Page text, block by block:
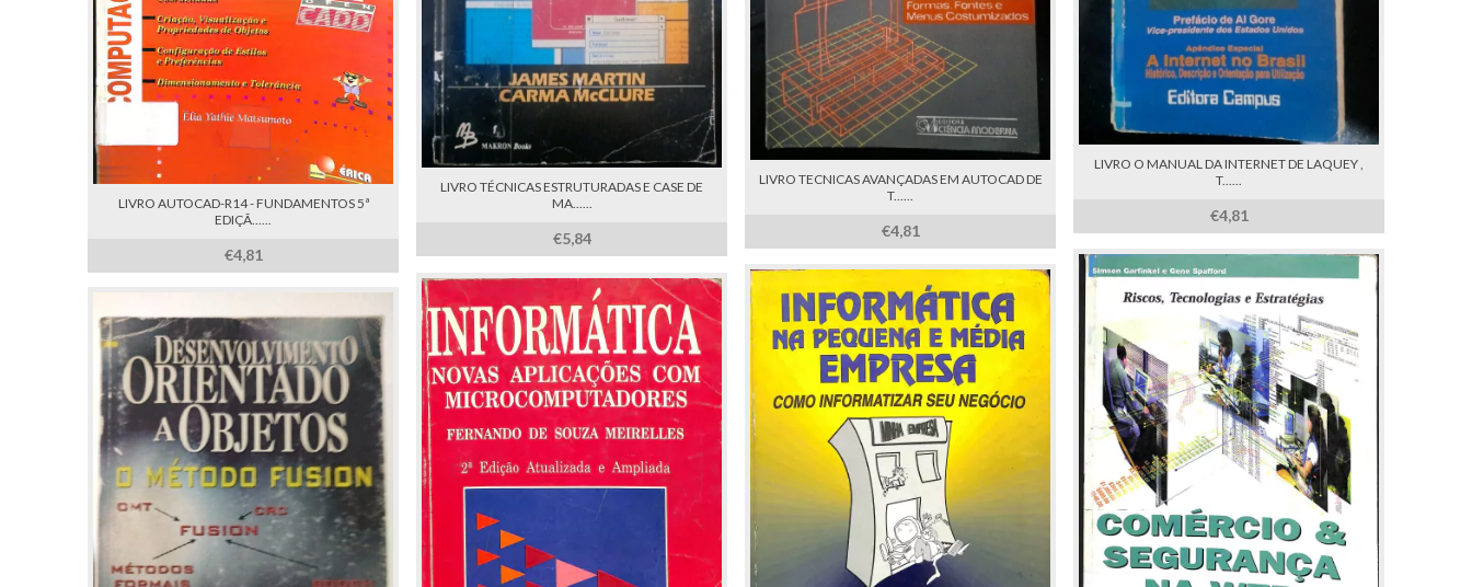
LIVRO AUTOCAD-R14 - FUNDAMENTOS 5ª
EDIÇÃ......
€4,81
LIVRO TÉCNICAS ESTRUTURADAS E CASE DE
MA......
€5,84
LIVRO TECNICAS AVANÇADAS EM AUTOCAD DE
T......
€4,81
LIVRO O MANUAL DA INTERNET DE LAQUEY ,
T......
€4,81